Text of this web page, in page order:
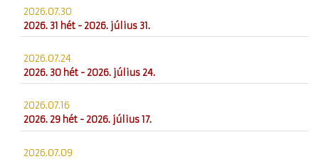
2026.07.30
2026. 31 hét - 2026. július 31.
2026.07.24
2026. 30 hét - 2026. július 24.
2026.07.16
2026. 29 hét - 2026. július 17.
2026.07.09